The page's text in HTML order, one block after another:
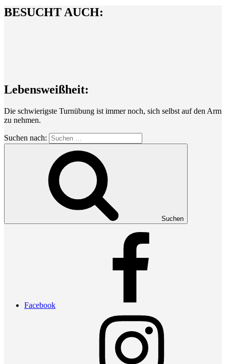
BESUCHT AUCH:
Lebensweißheit:
Die schwierigste Turnübung ist immer noch, sich selbst auf den Arm
zu nehmen.
Suchen nach:
Suchen
Facebook